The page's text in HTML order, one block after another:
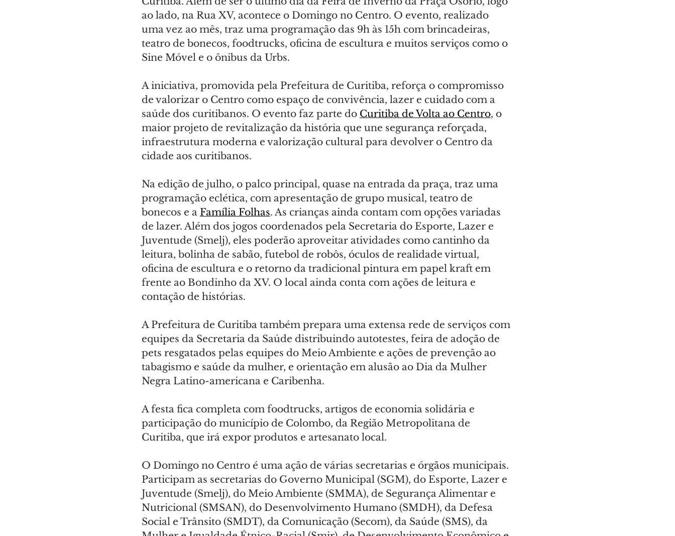
ao lado, na Rua XV, acontece o Domingo no Centro. O evento, realizado
uma vez ao mês, traz uma programação das 9h às 15h com brincadeiras,
teatro de bonecos, foodtrucks, oficina de escultura e muitos serviços como o
Sine Móvel e o ônibus da Urbs.
A iniciativa, promovida pela Prefeitura de Curitiba, reforça o compromisso
de valorizar o Centro como espaço de convivência, lazer e cuidado com a
saúde dos curitibanos. O evento faz parte do Curitiba de Volta ao Centro, o
maior projeto de revitalização da história que une segurança reforçada,
infraestrutura moderna e valorização cultural para devolver o Centro da
cidade aos curitibanos.
Na edição de julho, o palco principal, quase na entrada da praça, traz uma
programação eclética, com apresentação de grupo musical, teatro de
bonecos e a Família Folhas. As crianças ainda contam com opções variadas
de lazer. Além dos jogos coordenados pela Secretaria do Esporte, Lazer e
Juventude (Smelj), eles poderão aproveitar atividades como cantinho da
leitura, bolinha de sabão, futebol de robôs, óculos de realidade virtual,
oficina de escultura e o retorno da tradicional pintura em papel kraft em
frente ao Bondinho da XV. O local ainda conta com ações de leitura e
contação de histórias.
A Prefeitura de Curitiba também prepara uma extensa rede de serviços com
equipes da Secretaria da Saúde distribuindo autotestes, feira de adoção de
pets resgatados pelas equipes do Meio Ambiente e ações de prevenção ao
tabagismo e saúde da mulher, e orientação em alusão ao Dia da Mulher
Negra Latino-americana e Caribenha.
A festa fica completa com foodtrucks, artigos de economia solidária e
participação do município de Colombo, da Região Metropolitana de
Curitiba, que irá expor produtos e artesanato local.
O Domingo no Centro é uma ação de várias secretarias e órgãos municipais.
Participam as secretarias do Governo Municipal (SGM), do Esporte, Lazer e
Juventude (Smelj), do Meio Ambiente (SMMA), de Segurança Alimentar e
Nutricional (SMSAN), do Desenvolvimento Humano (SMDH), da Defesa
Social e Trânsito (SMDT), da Comunicação (Secom), da Saúde (SMS), da